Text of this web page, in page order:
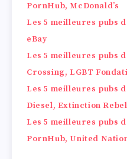
PornHub, McDonald’s
Les 5 meilleures pubs
eBay
Les 5 meilleures pubs
Crossing, LGBT
Les 5 meilleures pubs
Diesel, Extinction
Les 5 meilleures pubs
PornHub, United